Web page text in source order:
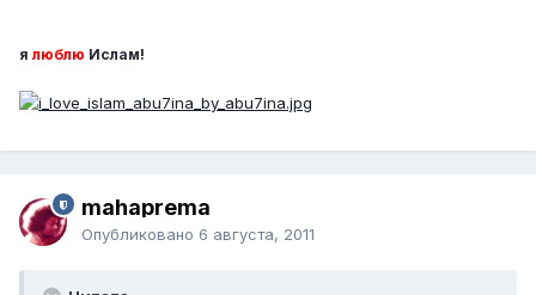
я люблю Ислам!
mahaprema
Опубликовано 6 августа, 2011